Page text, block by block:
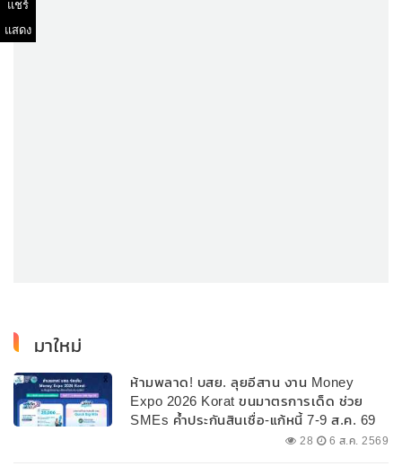
แชร์
แสดง
มาใหม่
ห้ามพลาด! บสย. ลุยอีสาน งาน Money
Expo 2026 Korat ขนมาตรการเด็ด ช่วย
SMEs ค้ำประกันสินเชื่อ-แก้หนี้ 7-9 ส.ค. 69
28 6 ส.ค. 2569